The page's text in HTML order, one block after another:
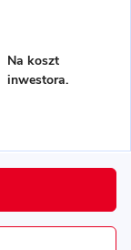
Na koszt
inwestora.